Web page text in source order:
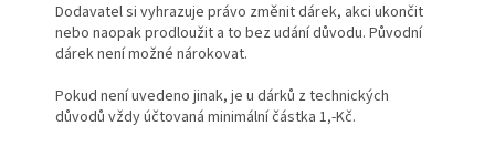
Dodavatel si vyhrazuje právo změnit dárek, akci ukončit
nebo naopak prodloužit a to bez udání důvodu. Původní
dárek není možné nárokovat.
Pokud není uvedeno jinak, je u dárků z technických
důvodů vždy účtovaná minimální částka 1,-Kč.